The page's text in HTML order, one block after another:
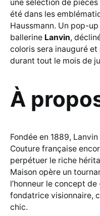
une sélection de pièces
été dans les
Haussmann. Un pop-
ballerine Lanvin,
coloris sera inauguré
durant tout le mois de
À
Fondée en 1889,
Couture française
perpétuer le riche
Maison opère un
l’honneur le concept
fondatrice visionnaire,
chic.